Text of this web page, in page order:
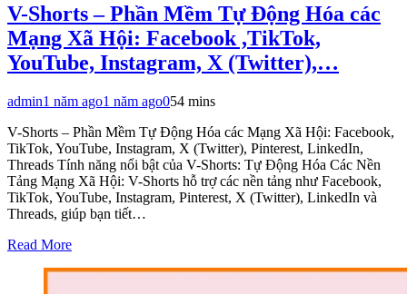
V-Shorts – Phần Mềm Tự Động Hóa các
Mạng Xã Hội: Facebook ,TikTok,
YouTube, Instagram, X (Twitter),…
admin1 năm ago1 năm ago054 mins
V-Shorts – Phần Mềm Tự Động Hóa các Mạng Xã Hội: Facebook,
TikTok, YouTube, Instagram, X (Twitter), Pinterest, LinkedIn,
Threads Tính năng nổi bật của V-Shorts: Tự Động Hóa Các Nền
Tảng Mạng Xã Hội: V-Shorts hỗ trợ các nền tảng như Facebook,
TikTok, YouTube, Instagram, Pinterest, X (Twitter), LinkedIn và
Threads, giúp bạn tiết…
Read More